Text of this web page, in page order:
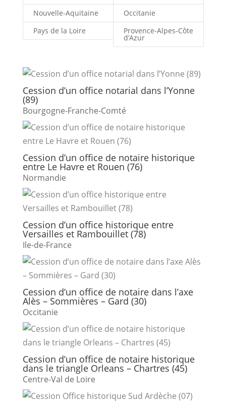
Nouvelle-Aquitaine
Occitanie
Pays de la Loire
Provence-Alpes-Côte
d’Azur
Cession d’un office notarial dans l’Yonne
(89)
Bourgogne-Franche-Comté
Cession d’un office de notaire historique
entre Le Havre et Rouen (76)
Normandie
Cession d’un office historique entre
Versailles et Rambouillet (78)
Ile-de-France
Cession d’un office de notaire dans l’axe
Alès – Sommières – Gard (30)
Occitanie
Cession d’un office de notaire historique
dans le triangle Orleans – Chartres (45)
Centre-Val de Loire